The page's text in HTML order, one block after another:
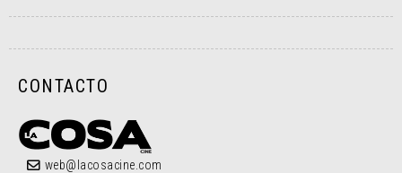
CONTACTO
web@lacosacine.com